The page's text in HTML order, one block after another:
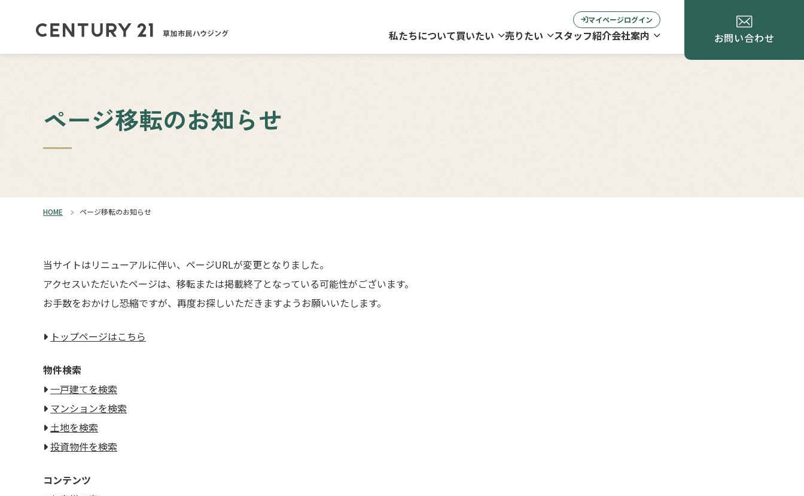
マイページログイン
私たちについて買いたい 売りたい スタッフ紹介会社案内 お問い合わせ
ページ移転のお知らせ
HOME ページ移転のお知らせ
当サイトはリニューアルに伴い、ページURLが変更となりました。
アクセスいただいたページは、移転または掲載終了となっている可能性がございます。
お手数をおかけし恐縮ですが、再度お探しいただきますようお願いいたします。
トップページはこちら
物件検索
一戸建てを検索
マンションを検索
土地を検索
投資物件を検索
コンテンツ